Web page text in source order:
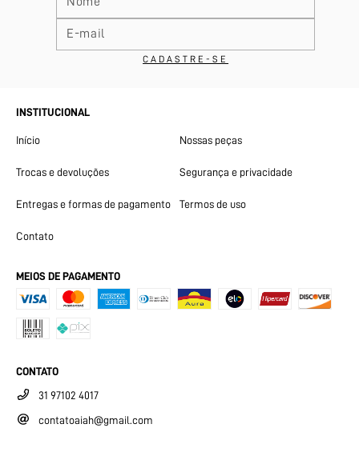
INSTITUCIONAL
Início Nossas peças
Trocas e devoluções Segurança e privacidade
Entregas e formas de pagamento Termos de uso
Contato
MEIOS DE PAGAMENTO
CONTATO
31 97102 4017
contatoaiah@gmail.com